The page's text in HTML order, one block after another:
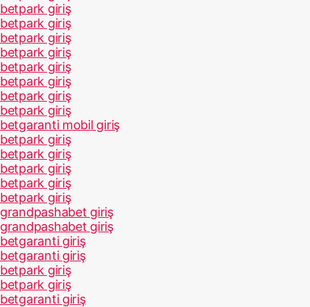
betpark giriş
betpark giriş
betpark giriş
betpark giriş
betpark giriş
betpark giriş
betpark giriş
betpark giriş
betgaranti mobil giriş
betpark giriş
betpark giriş
betpark giriş
betpark giriş
betpark giriş
grandpashabet giriş
grandpashabet giriş
betgaranti giriş
betgaranti giriş
betpark giriş
betpark giriş
betgaranti giriş